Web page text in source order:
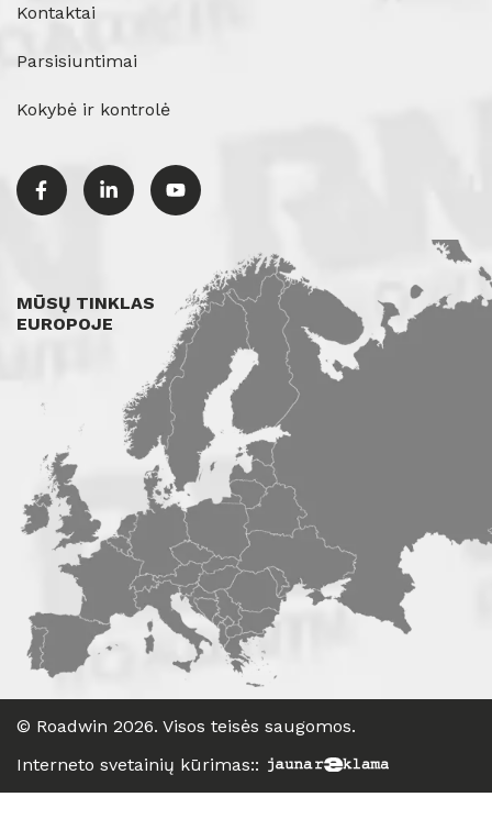
Kontaktai
Parsisiuntimai
Kokybė ir kontrolė
MŪSŲ TINKLAS
EUROPOJE
© Roadwin 2026. Visos teisės saugomos.
Interneto svetainių kūrimas::